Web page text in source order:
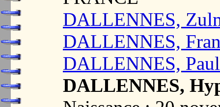
DALLENNES,
DALLENNES,
DALLENNES,
DALLENNES,